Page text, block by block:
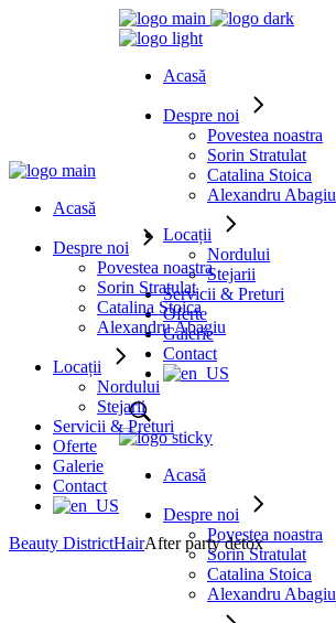
Acasă
Despre noi
Povestea noastra
Sorin Stratulat
Catalina Stoica
Alexandru Abagiu
Locații
Nordului
Stejarii
Servicii & Preturi
Oferte
Galerie
Contact
Acasă
Despre noi
Povestea noastra
Sorin Stratulat
Catalina Stoica
Alexandru Abagiu
Acasă
Despre noi
Povestea noastra
Sorin Stratulat
Catalina Stoica
Alexandru Abagiu
Locații
Nordului
Stejarii
Servicii & Preturi
Oferte
Galerie
Contact
Beauty DistrictHairAfter party detox